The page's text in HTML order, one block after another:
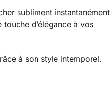
subliment instantanément
d’élégance à vos
à son style intemporel.